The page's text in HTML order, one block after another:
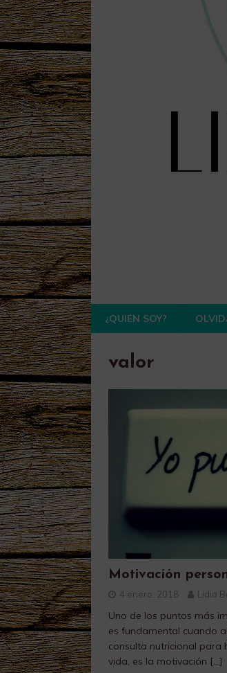
¿QUIÉN SOY?
valor
Motivación
4 enero, 2018 Lidia
Uno de los puntos más
es fundamental cuando
consulta nutricional para
vida, es la motivación […]